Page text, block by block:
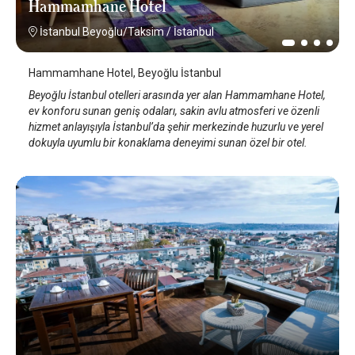
Hammamhane Hotel
İstanbul Beyoğlu/Taksim/İstanbul
Hammamhane Hotel, Beyoğlu İstanbul
Beyoğlu İstanbul otelleri arasında yer alan Hammamhane Hotel,
ev konforu sunan geniş odaları, sakin avlu atmosferi ve özenli
hizmet anlayışıyla İstanbul’da şehir merkezinde huzurlu ve yerel
dokuyla uyumlu bir konaklama deneyimi sunan özel bir otel.